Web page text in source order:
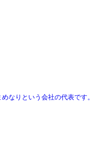
なりという会社の代表です。